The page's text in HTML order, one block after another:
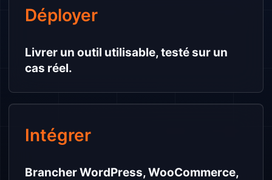
Déployer
Livrer un outil utilisable, testé sur un
cas réel.
Intégrer
Brancher WordPress, WooCommerce,